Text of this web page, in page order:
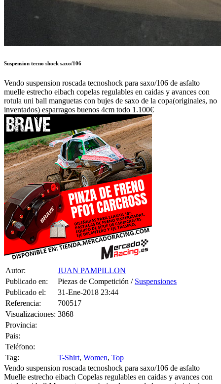
muelle estrecho eibach copelas regulables en caidas y avances con
rotula uni ball manguetas con bujes de saxo de la copa(originales, no
inventados) esparragos buenos 4cm todo 1.100€
Autor:
JUAN PAMPILLON
Publicado en:
Piezas de Competición /
Publicado el:
31-Ene-2018 23:44
Referencia:
700517
Visualizaciones:
3868
Provincia:
Pais:
Teléfono:
Tag:
Vendo suspension roscada tecnoshock para saxo/106 de asfalto
Muelle estrecho eibach Copelas regulables en caidas y avances con
rotula uni ball Manguetas con bujes de saxo de la copa(originales,
no inventados) Esparragos buenos 4cm Todo 1.100€ 630278423 en